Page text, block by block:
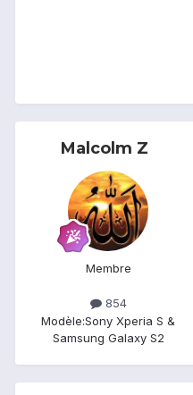
Malcolm Z
Membre
854
Modèle:Sony Xperia S &
Samsung Galaxy S2